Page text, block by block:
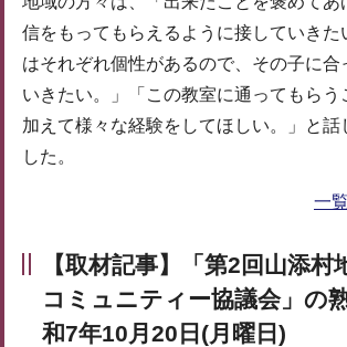
信をもってもらえるように接していきた
はそれぞれ個性があるので、その子に合
いきたい。」「この教室に通ってもらう
加えて様々な経験をしてほしい。」と話
した。
一
【取材記事】「第2回山添村
コミュニティー協議会」の
和7年10月20日(月曜日)